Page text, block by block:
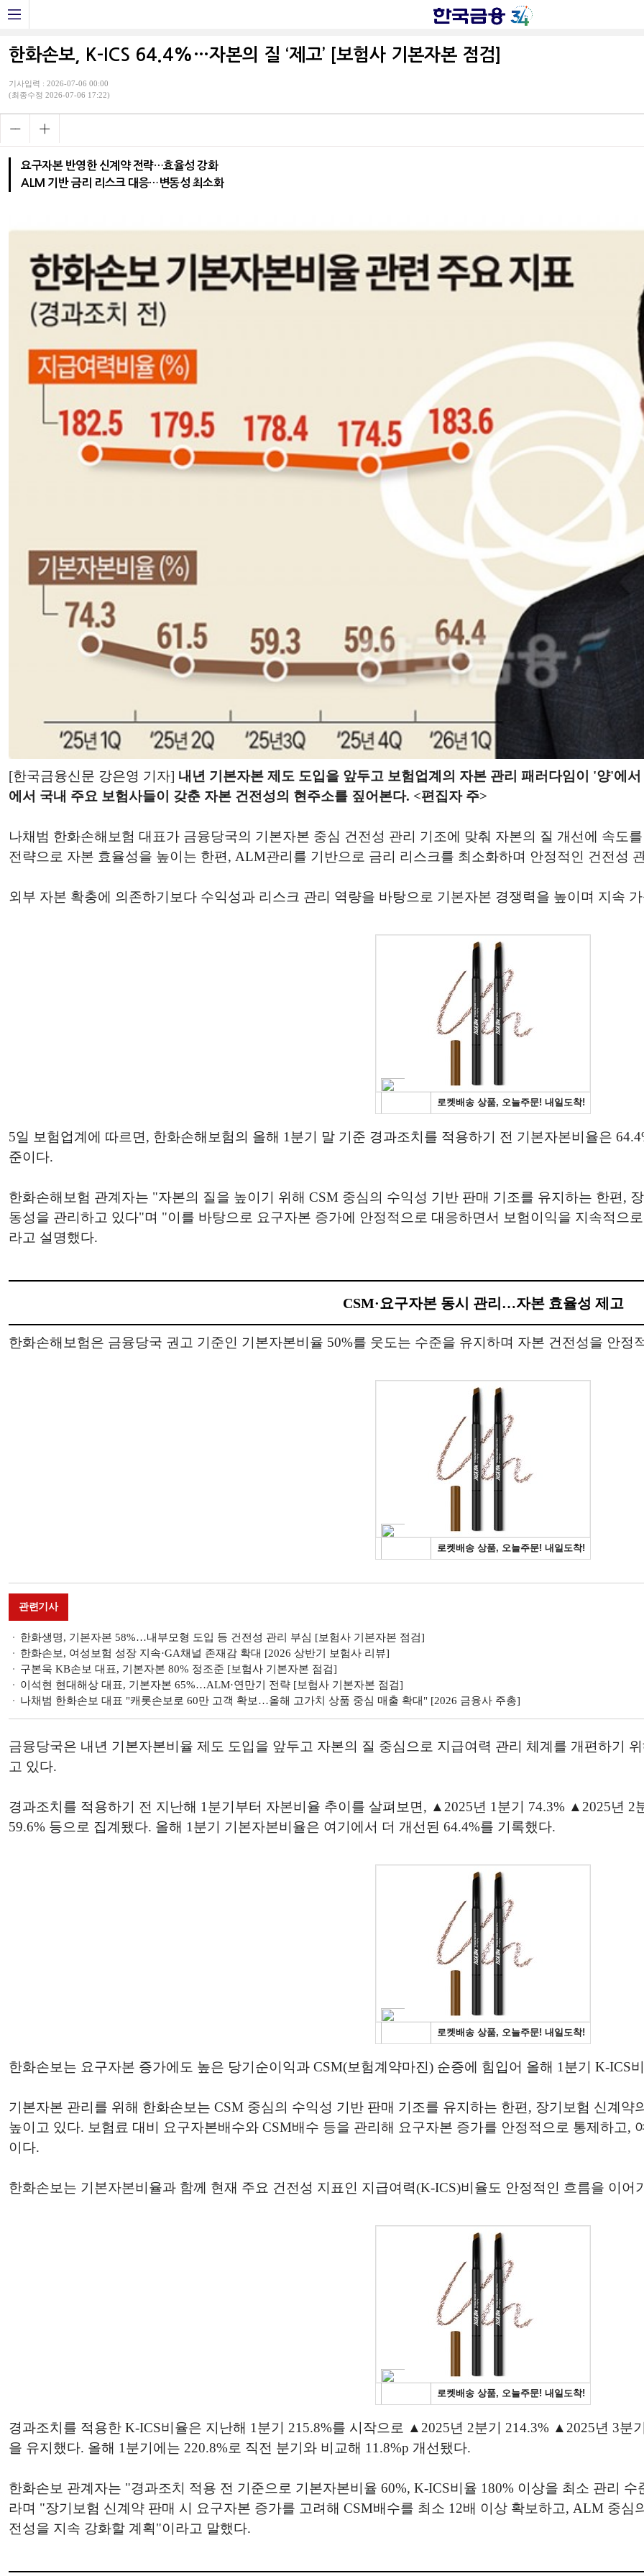
한화손보, K-ICS 64.4%…자본의 질 ‘제고’ [보험사 기본자본 점검]
기사입력 : 2026-07-06 00:00
(최종수정 2026-07-06 17:22)
요구자본 반영한 신계약 전략…효율성 강화
ALM 기반 금리 리스크 대응…변동성 최소화
[한국금융신문 강은영 기자] 내년 기본자본 제도 도입을 앞두고 보험업계의 자본 관리 패러다임이 '양'에
에서 국내 주요 보험사들이 갖춘 자본 건전성의 현주소를 짚어본다. <편집자 주>
나채범 한화손해보험 대표가 금융당국의 기본자본 중심 건전성 관리 기조에 맞춰 자본의 질 개선에 속도
전략으로 자본 효율성을 높이는 한편, ALM관리를 기반으로 금리 리스크를 최소화하며 안정적인 건전성
외부 자본 확충에 의존하기보다 수익성과 리스크 관리 역량을 바탕으로 기본자본 경쟁력을 높이며 지속
5일 보험업계에 따르면, 한화손해보험의 올해 1분기 말 기준 경과조치를 적용하기 전 기본자본비율은
준이다.
한화손해보험 관계자는 "자본의 질을 높이기 위해 CSM 중심의 수익성 기반 판매 기조를 유지하는 한편,
동성을 관리하고 있다"며 "이를 바탕으로 요구자본 증가에 안정적으로 대응하면서 보험이익을 지속적으
라고 설명했다.
CSM·요구자본 동시 관리…자본 효율성 제고
한화손해보험은 금융당국 권고 기준인 기본자본비율 50%를 웃도는 수준을 유지하며 자본 건전성을 안정
관련기사
한화생명, 기본자본 58%…내부모형 도입 등 건전성 관리 부심 [보험사 기본자본 점검]
한화손보, 여성보험 성장 지속·GA채널 존재감 확대 [2026 상반기 보험사 리뷰]
구본욱 KB손보 대표, 기본자본 80% 정조준 [보험사 기본자본 점검]
이석현 현대해상 대표, 기본자본 65%…ALM·연만기 전략 [보험사 기본자본 점검]
나채범 한화손보 대표 "캐롯손보로 60만 고객 확보…올해 고가치 상품 중심 매출 확대" [2026 금융사 주총]
금융당국은 내년 기본자본비율 제도 도입을 앞두고 자본의 질 중심으로 지급여력 관리 체계를 개편하기
고 있다.
경과조치를 적용하기 전 지난해 1분기부터 자본비율 추이를 살펴보면, ▲2025년 1분기 74.3% ▲2025년 2
59.6% 등으로 집계됐다. 올해 1분기 기본자본비율은 여기에서 더 개선된 64.4%를 기록했다.
한화손보는 요구자본 증가에도 높은 당기순이익과 CSM(보험계약마진) 순증에 힘입어 올해 1분기 K-ICS
기본자본 관리를 위해 한화손보는 CSM 중심의 수익성 기반 판매 기조를 유지하는 한편, 장기보험 신계
높이고 있다. 보험료 대비 요구자본배수와 CSM배수 등을 관리해 요구자본 증가를 안정적으로 통제하고,
이다.
한화손보는 기본자본비율과 함께 현재 주요 건전성 지표인 지급여력(K-ICS)비율도 안정적인 흐름을 이어
경과조치를 적용한 K-ICS비율은 지난해 1분기 215.8%를 시작으로 ▲2025년 2분기 214.3% ▲2025년 3분
을 유지했다. 올해 1분기에는 220.8%로 직전 분기와 비교해 11.8%p 개선됐다.
한화손보 관계자는 "경과조치 적용 전 기준으로 기본자본비율 60%, K-ICS비율 180% 이상을 최소 관리 수
라며 "장기보험 신계약 판매 시 요구자본 증가를 고려해 CSM배수를 최소 12배 이상 확보하고, ALM 중심
전성을 지속 강화할 계획"이라고 말했다.